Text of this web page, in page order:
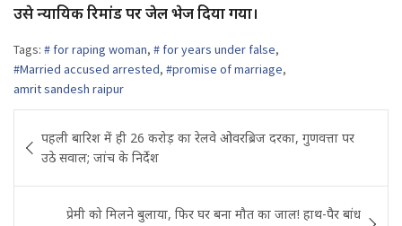
उसे न्यायिक रिमांड पर जेल भेज दिया गया।
Tags: # for raping woman, # for years under false,
#Married accused arrested, #promise of marriage,
amrit sandesh raipur
navigation
पहली बारिश में ही 26 करोड़ का रेलवे ओवरब्रिज दरका, गुणवत्ता पर
उठे सवाल; जांच के निर्देश
प्रेमी को मिलने बुलाया, फिर घर बना मौत का जाल! हाथ-पैर बांध